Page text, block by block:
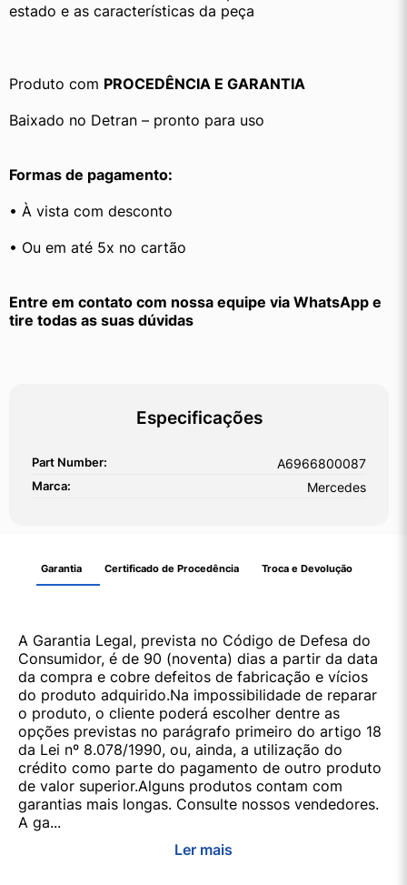
estado e as características da peça
Produto com PROCEDÊNCIA E GARANTIA
Baixado no Detran – pronto para uso
Formas de pagamento:
• À vista com desconto
• Ou em até 5x no cartão
Entre em contato com nossa equipe via WhatsApp e
tire todas as suas dúvidas
Especificações
Part Number: A6966800087
Marca: Mercedes
Garantia Certificado de Procedência Troca e Devolução
A Garantia Legal, prevista no Código de Defesa do
Consumidor, é de 90 (noventa) dias a partir da data
da compra e cobre defeitos de fabricação e vícios
do produto adquirido.Na impossibilidade de reparar
o produto, o cliente poderá escolher dentre as
opções previstas no parágrafo primeiro do artigo 18
da Lei nº 8.078/1990, ou, ainda, a utilização do
crédito como parte do pagamento de outro produto
de valor superior.Alguns produtos contam com
garantias mais longas. Consulte nossos vendedores.
A ga...
Ler mais